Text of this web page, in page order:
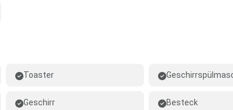
Toaster
Geschirr Besteck